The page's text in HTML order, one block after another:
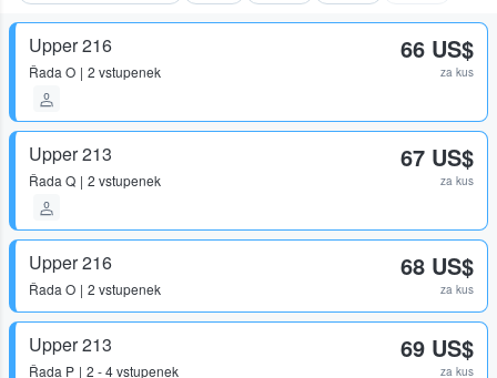
Upper 216
Řada O 2 vstupenek
66 US$
za kus
Upper 213
Řada Q 2 vstupenek
67 US$
za kus
Upper 216
Řada O 2 vstupenek
68 US$
za kus
Upper 213
Řada P 2 - 4 vstupenek
69 US$
za kus